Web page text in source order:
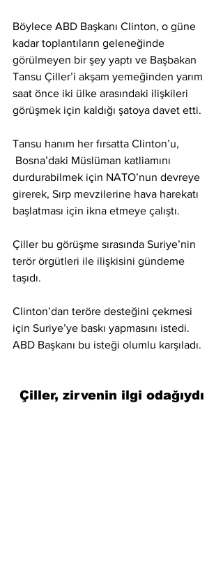
Böylece ABD Başkanı Clinton, o güne
kadar toplantıların geleneğinde
görülmeyen bir şey yaptı ve Başbakan
Tansu Çiller’i akşam yemeğinden yarım
saat önce iki ülke arasındaki ilişkileri
görüşmek için kaldığı şatoya davet etti.
Tansu hanım her fırsatta Clinton’u,
Bosna’daki Müslüman katliamını
durdurabilmek için NATO’nun devreye
girerek, Sırp mevzilerine hava harekatı
başlatması için ikna etmeye çalıştı.
Çiller bu görüşme sırasında Suriye’nin
terör örgütleri ile ilişkisini gündeme
taşıdı.
Clinton’dan teröre desteğini çekmesi
için Suriye’ye baskı yapmasını istedi.
ABD Başkanı bu isteği olumlu karşıladı.
Çiller, zirvenin ilgi odağıydı